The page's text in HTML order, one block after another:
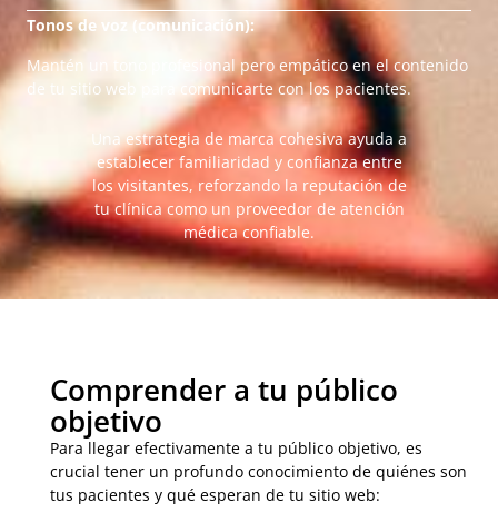
Tonos de voz (comunicación):
Mantén un tono profesional pero empático en el contenido
de tu sitio web para comunicarte con los pacientes.
Una estrategia de marca cohesiva ayuda a
establecer familiaridad y confianza entre
los visitantes, reforzando la reputación de
tu clínica como un proveedor de atención
médica confiable.
Comprender a tu público
objetivo
Para llegar efectivamente a tu público objetivo, es
crucial tener un profundo conocimiento de quiénes son
tus pacientes y qué esperan de tu sitio web: